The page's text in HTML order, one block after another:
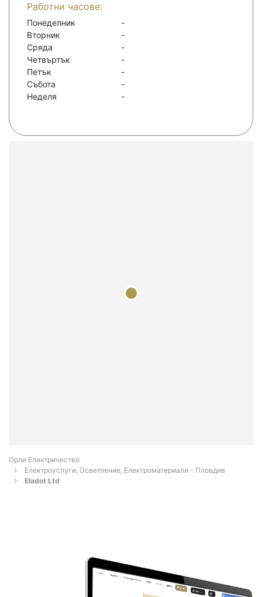
Работни часове:
Понеделник
-
Вторник
-
Сряда
-
Четвъртък
-
Петък
-
Събота
-
Неделя
-
Орли Електричество
Електроуслуги, Осветление, Електроматериали - Пловдив
Eladot Ltd